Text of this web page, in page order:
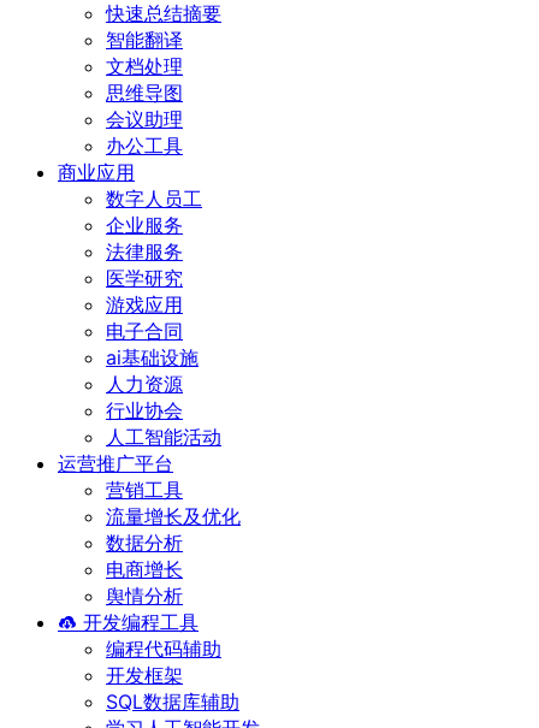
快速总结摘要
智能翻译
文档处理
思维导图
会议助理
办公工具
商业应用
数字人员工
企业服务
法律服务
医学研究
游戏应用
电子合同
ai基础设施
人力资源
行业协会
人工智能活动
运营推广平台
营销工具
流量增长及优化
数据分析
电商增长
舆情分析
开发编程工具
编程代码辅助
开发框架
SQL数据库辅助